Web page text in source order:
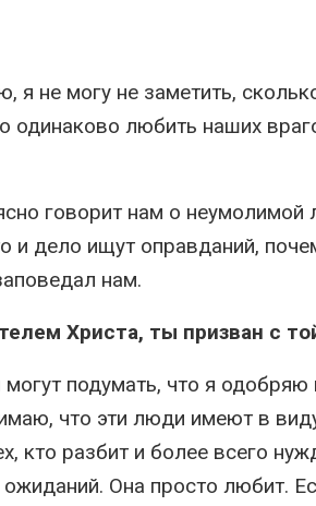
не могу не заметить,
одинаково любить наших
говорит нам о неумолимой
и дело ищут оправданий,
нам.
Христа, ты призван с
подумать, что я
что эти люди имеют в
кто разбит и более всего
ожиданий. Она просто любит.